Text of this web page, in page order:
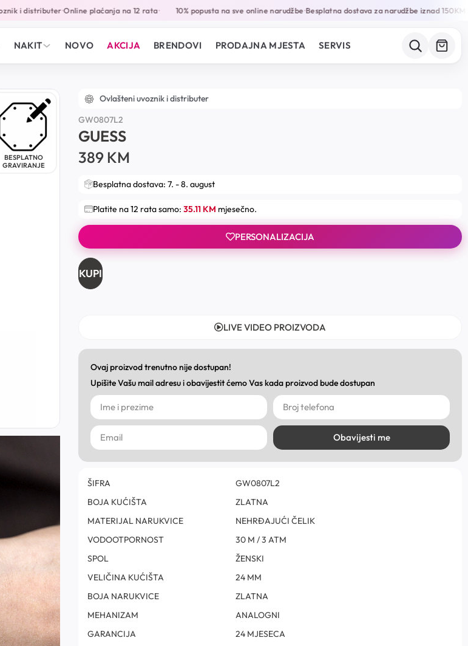
i distributer•Online plaćanja na 12 rata• 10% popusta na sve online narudžbe•Besplatna dostava za narudžbe iznad 150KM •
NAKIT NOVO AKCIJA BRENDOVI PRODAJNA MJESTA SERVIS
BESPLATNO
GRAVIRANJE
Ovlašteni uvoznik i distributer
GW0807L2
GUESS
389 KM
Besplatna dostava: 7. - 8. august
Platite na 12 rata samo: 35.11 KM mjesečno.
PERSONALIZACIJA
KUPI
LIVE VIDEO PROIZVODA
Ovaj proizvod trenutno nije dostupan!
Upišite Vašu mail adresu i obavijestit ćemo Vas kada proizvod bude dostupan
Obavijesti me
ŠIFRA
GW0807L2
BOJA KUĆIŠTA
ZLATNA
MATERIJAL NARUKVICE
NEHRĐAJUĆI ČELIK
VODOOTPORNOST
30 M / 3 ATM
SPOL
ŽENSKI
VELIČINA KUĆIŠTA
24 MM
BOJA NARUKVICE
ZLATNA
MEHANIZAM
ANALOGNI
GARANCIJA
24 MJESECA